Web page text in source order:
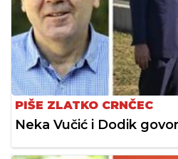
PIŠE ZLATKO CRNČEC
Neka Vučić i Dodik